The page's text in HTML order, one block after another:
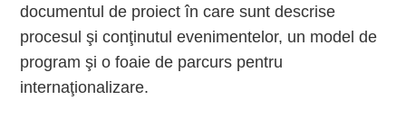
documentul de proiect în care sunt descrise
procesul şi conţinutul evenimentelor, un model de
program şi o foaie de parcurs pentru
internaţionalizare.